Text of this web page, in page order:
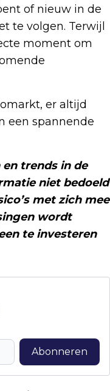
of nieuw in de
te volgen. Terwijl
moment om
er altijd
een spannende
trends in de
niet bedoeld
met zich mee
wordt
te investeren
Abonneren